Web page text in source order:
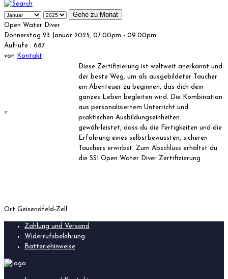
Gehe zu Monat
Open Water Diver
Donnerstag 23 Januar 2025, 07:00pm - 09:00pm
Aufrufe : 687
von
Kontakt
Diese Zertifizierung ist weltweit anerkannt und
der beste Weg, um als ausgebildeter Taucher
ein Abenteuer zu beginnen, das dich dein
ganzes Leben begleiten wird. Die Kombination
aus personalisiertem Unterricht und
praktischen Ausbildungseinheiten
gewährleistet, dass du die Fertigkeiten und die
Erfahrung eines selbstbewussten, sicheren
Tauchers erwirbst. Zum Abschluss erhältst du
die SSI Open Water Diver Zertifizierung.
Ort Geisendfeld-Zell
Zahlung und Versand
Widerrufsbelehrung
Batteriehinweise